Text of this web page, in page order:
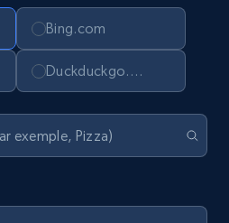
Bing.com
Duckduckgo.com